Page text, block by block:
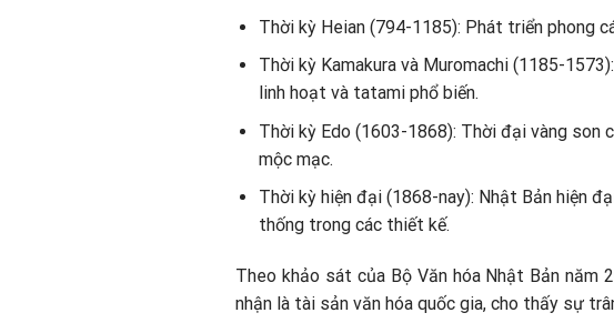
Thời kỳ Heian (794-1185): Phát triển phong
Thời kỳ Kamakura và Muromachi (1185-
linh hoạt và tatami phổ biến.
Thời kỳ Edo (1603-1868): Thời đại vàng son
mộc mạc.
Thời kỳ hiện đại (1868-nay): Nhật Bản hiện
thống trong các thiết kế.
Theo khảo sát của Bộ Văn hóa Nhật Bản
nhận là tài sản văn hóa quốc gia, cho thấy sự